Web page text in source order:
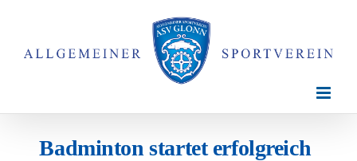
springen
Badminton startet erfolgreich